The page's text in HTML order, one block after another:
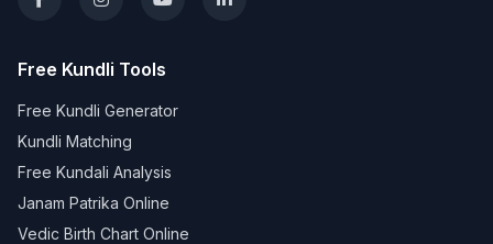
Free Kundli Tools
Free Kundli Generator
Kundli Matching
Free Kundali Analysis
Janam Patrika Online
Vedic Birth Chart Online